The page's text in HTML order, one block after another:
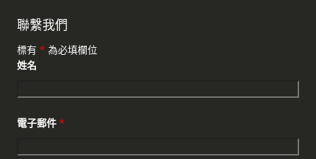
聯繫我們
標有 * 為必填欄位
姓名
電子郵件 *